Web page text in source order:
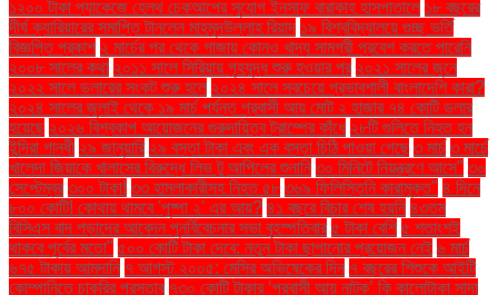
১২০০ টাকা প্যাকেজে হেলথ চেকআপের সুযোগ ইনসাফ বারাকাহ হাসপাতালে ১৮ বছরের
দীর্ঘ ক্যারিয়ারের সমাপ্তি টানলেন মাহমুদউল্লাহ রিয়াদ ১৯ বিশ্ববিদ্যালয়ে গুচ্ছ ভর্তি
বিজ্ঞপ্তি প্রকাশ ২ মার্চের পর থেকে গাজায় কোনও খাদ্য সামগ্রী প্রবেশ করতে পারেনি
২০০৮ সালের কথা ২০১১ সালে সিরিয়ায় গৃহযুদ্ধ শুরু হওয়ার পর ২০২১ সালের জুনে
২০২২ সালে ডলারের সংকট শুরু হলে ২০২৪ সালে সবচেয়ে প্রভাবশালী বাংলাদেশি কারা?
২০২৪ সালের জুলাই থেকে ১৯ মার্চ পর্যন্ত প্রবাসী আয় মোট ২ হাজার ৭৪ কোটি ডলার
হয়েছে ২০২৬ বিশ্বকাপ আয়োজনের গুরুদায়িত্ব ট্রাম্পের কাঁধে ২৮টি গুলিতে নিহত হন
ইন্দিরা গান্ধী ২৯ জানুয়ারি ২৯ বস্তা টাকা এবং এক বস্তা চিঠি পাওয়া গেছে ৩ মার্চ ৩ মার্চে
খালেদা জিয়াকে খালাসের বিরুদ্ধে লিভ টু আপিলের শুনানি ৩০ মিনিটে নিয়ন্ত্রণে আসে" ৩০
সেপ্টেম্বর ৩০০ টাকা! ৩৩ হামলাকারীসহ নিহত ৫৮ ৩৬৯ ফিলিস্তিনি কারামুক্ত" ৪ দিনে
৮০০ কোটি! কোথায় থামবে 'পুষ্পা ২' এর আয়? ৪১ বছরে বিচার শেষ হয়নি ৪৩তম
বিসিএস বাদ পড়াদের আবেদন পুনর্বিবেচনার সভা বৃহস্পতিবার ৫ টাকা বেশি ৫ শতাংশই
থাকবে পূর্বের মতো" ৫০০ কোটি টাকা দেবে: নতুন টাকা ছাপানোর প্রয়োজন নেই ৬ মার্চ
৬৭৫ টাকায় আমদানি ৭ আগস্ট ২০০৫: মেসির অভিষেকের দিন ৭ বছরের শিশুকে আইটি
কোম্পানিতে চাকরির প্রস্তাব ৭৩০ কোটি টাকার ‘প্রবাসী আয় নাটক’ কি কালোটাকা সাদা